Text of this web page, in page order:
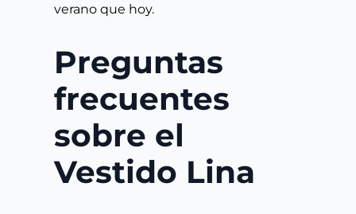
verano que hoy.
Preguntas
frecuentes
sobre el
Vestido Lina